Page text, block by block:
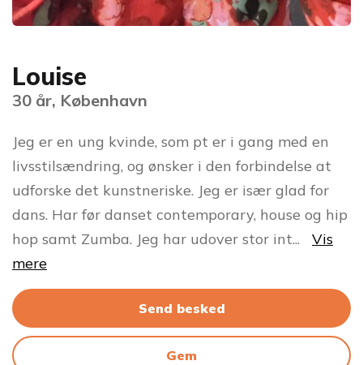
Louise
30 år, København
Jeg er en ung kvinde, som pt er i gang med en
livsstilsændring, og ønsker i den forbindelse at
udforske det kunstneriske. Jeg er især glad for
dans. Har før danset contemporary, house og hip
hop samt Zumba. Jeg har udover stor int...
Vis
mere
Send besked
Gem